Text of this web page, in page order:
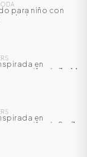
para niño con
en
para niño de 7 a 14
en
para niño de 2 a 7